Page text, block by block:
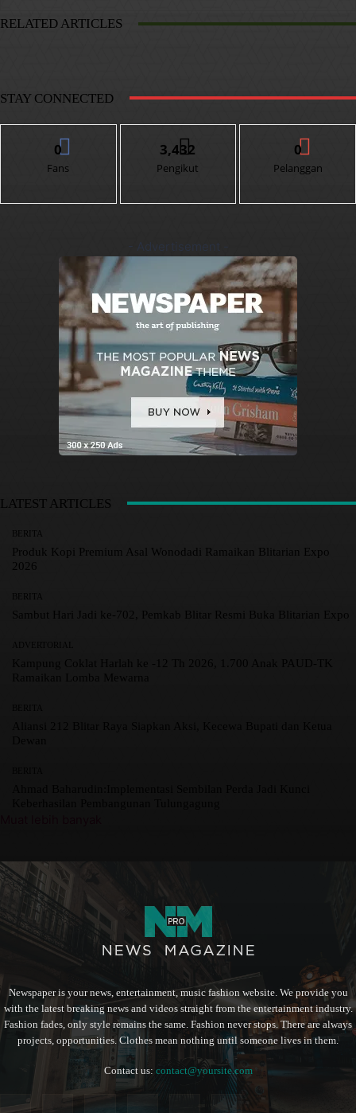
RELATED ARTICLES
STAY CONNECTED
0
Fans
3,432
Pengikut
0
Pelanggan
- Advertisement -
LATEST ARTICLES
BERITA
Produk Kopi Premium Asal Wonodadi Ramaikan Blitarian Expo
2026
BERITA
Sambut Hari Jadi ke-702, Pemkab Blitar Resmi Buka Blitarian Expo
Newspaper is your news, entertainment, music fashion website. We provide you
with the latest breaking news and videos straight from the entertainment industry.
Fashion fades, only style remains the same. Fashion never stops. There are always
projects, opportunities. Clothes mean nothing until someone lives in them.
Contact us: contact@yoursite.com